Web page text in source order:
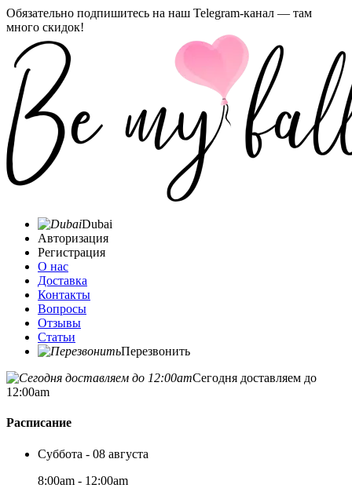
Обязательно подпишитесь на наш Telegram-канал — там
много скидок!
Dubai
Авторизация
Регистрация
О нас
Доставка
Контакты
Вопросы
Отзывы
Статьи
Перезвонить
Сегодня доставляем до
12:00am
Расписание
Суббота - 08 августа
8:00am - 12:00am